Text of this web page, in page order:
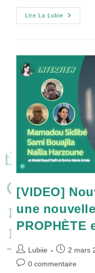
Lire La Lubie
[VIDEO]
Salim
!
[VIDEO]
une
PROPHÈTE
Auteur/autrice
de
Lubiie
Publication
publiée :
2 mars
Commentaires
0 commentaire